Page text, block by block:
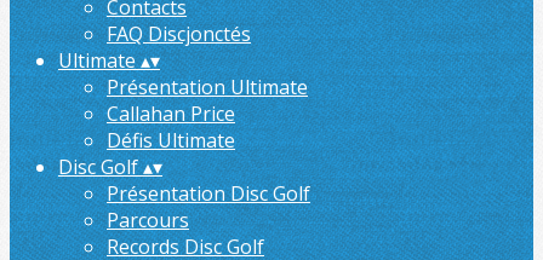
Contacts
FAQ Discjonctés
Ultimate▴▾
Présentation Ultimate
Callahan Price
Défis Ultimate
Disc Golf▴▾
Présentation Disc Golf
Parcours
Records Disc Golf